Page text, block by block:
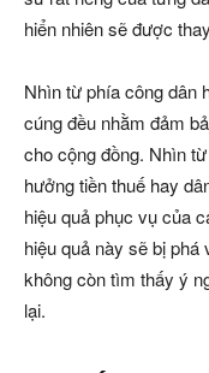
hiển nhiên sẽ được
Nhìn từ phía công dân
cúng đều nhằm đảm
cho cộng đồng. Nhìn
hưởng tiền thuế hay
hiệu quả phục vụ của
hiệu quả này sẽ bị
không còn tìm thấy ý
lại.